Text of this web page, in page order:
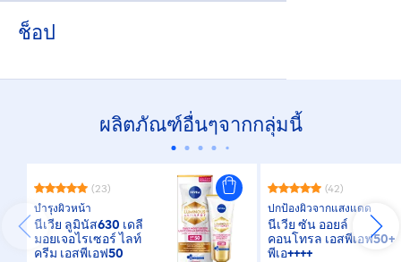
ช็อป
ผลิตภัณฑ์อื่นๆจากกลุ่มนี้
(23)
บำรุงผิวหน้า
นีเวีย ลูมินัส630 เดลี่
มอยเจอไรเซอร์ ไลท์
ครีม เอสพีเอฟ50
(42)
ปกป้องผิวจากแสงแดด
นีเวีย ซัน ออยล์
คอนโทรล เอสพีเอฟ50+
พีเอ++++